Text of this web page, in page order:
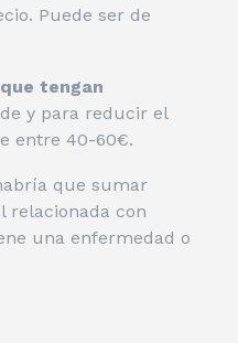
Puede ser de
tengan
y para reducir el
entre 40-60€.
que sumar
relacionada con
una enfermedad o